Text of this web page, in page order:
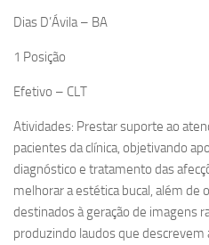
Dias D’Ávila – BA
1 Posição
Efetivo – CLT
Atividades: Prestar suporte ao
pacientes da clínica, objetivando
diagnóstico e tratamento das
melhorar a estética bucal, além de
destinados à geração de imagens
produzindo laudos que